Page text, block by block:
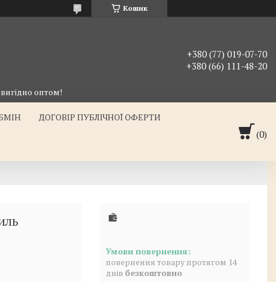
Кошик
оптом!
+380 (77) 019-07-70
+380 (66) 111-48-20
ДОГОВІР ПУБЛІЧНОЇ ОФЕРТИ
повернення товару протягом 14
днів безкоштовно